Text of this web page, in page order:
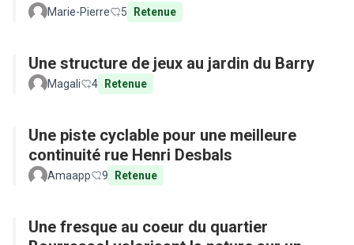
Marie-Pierre 5 Retenue
Une structure de jeux au jardin du Barry
Magali 4 Retenue
Une piste cyclable pour une meilleure
continuité rue Henri Desbals
Amaapp 9 Retenue
Une fresque au coeur du quartier